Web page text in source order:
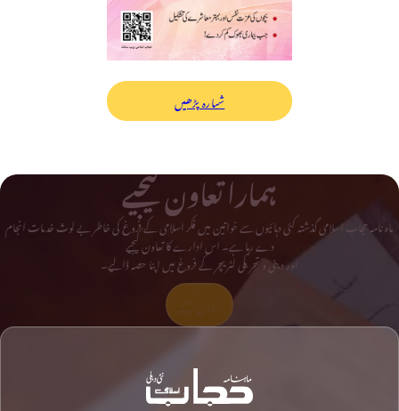
شمارہ پڑھیں
ہمارا تعاون کیجیے
ماہ نامہ حجاب اسلامی گذشتہ کئی دہائیوں سے خواتین میں فکر اسلامی کے فروغ کی خاطر بے لوث خدمات انجام
دے رہا ہے۔ اس ادارے کا تعاون کیجیے
اور دینی و تحریکی لٹریچر کے فروغ میں اپنا حصہ ڈالیے۔